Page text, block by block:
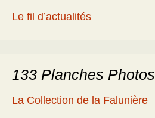
Le fil d’actualités
133 Planches Photos
La Collection de la Falunière